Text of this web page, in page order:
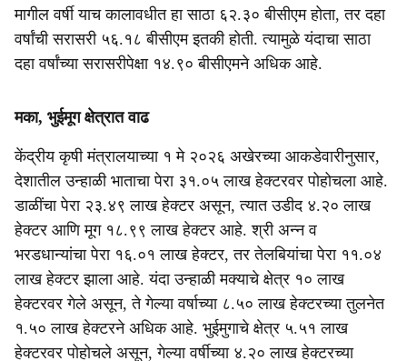
मागील वर्षी याच कालावधीत हा साठा ६२.३० बीसीएम होता, तर दहा
वर्षांची सरासरी ५६.१८ बीसीएम इतकी होती. त्यामुळे यंदाचा साठा
दहा वर्षांच्या सरासरीपेक्षा १४.९० बीसीएमने अधिक आहे.
मका, भुईमूग क्षेत्रात वाढ
केंद्रीय कृषी मंत्रालयाच्या १ मे २०२६ अखेरच्या आकडेवारीनुसार,
देशातील उन्हाळी भाताचा पेरा ३१.०५ लाख हेक्टरवर पोहोचला आहे.
डाळींचा पेरा २३.४९ लाख हेक्टर असून, त्यात उडीद ४.२० लाख
हेक्टर आणि मूग १८.९९ लाख हेक्टर आहे. श्री अन्न व
भरडधान्यांचा पेरा १६.०१ लाख हेक्टर, तर तेलबियांचा पेरा ११.०४
लाख हेक्टर झाला आहे. यंदा उन्हाळी मक्याचे क्षेत्र १० लाख
हेक्टरवर गेले असून, ते गेल्या वर्षाच्या ८.५० लाख हेक्टरच्या तुलनेत
१.५० लाख हेक्टरने अधिक आहे. भुईमुगाचे क्षेत्र ५.५१ लाख
हेक्टरवर पोहोचले असून, गेल्या वर्षीच्या ४.२० लाख हेक्टरच्या